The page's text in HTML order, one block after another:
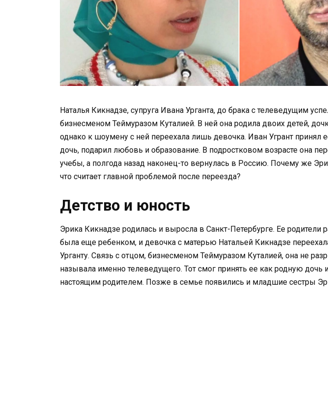
Наталья Кикнадзе, супруга Ивана Урганта, до брака с телеведущим
бизнесменом Теймуразом Куталией. В ней она родила двоих детей,
однако к шоумену с ней переехала лишь девочка. Иван Угрант принял
дочь, подарил любовь и образование. В подростковом возрасте она
учебы, а полгода назад наконец-то вернулась в Россию. Почему же
что считает главной проблемой после переезда?
Детство и юность
Эрика Кикнадзе родилась и выросла в Санкт-Петербурге. Ее родители
была еще ребенком, и девочка с матерью Натальей Кикнадзе
Урганту. Связь с отцом, бизнесменом Теймуразом Куталией, она не
называла именно телеведущего. Тот смог принять ее как родную дочь
настоящим родителем. Позже в семье появились и младшие сестры